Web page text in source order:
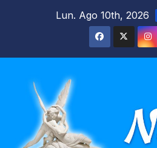
Lun. Ago 10th, 2026